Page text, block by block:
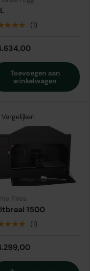
(1)
Toevoegen aan
winkelwagen
Vergelijken
Fires
1500
(1)